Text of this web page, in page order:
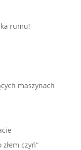
rumu!
maszynach
czyń”